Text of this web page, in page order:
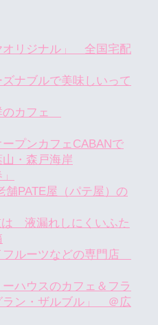
リジナル」 全国宅配
ナブルで美味しいって
のカフェ
プンカフェCABANで
・森戸海岸
PATE屋（パテ屋）の
は 液漏れしにくいふた
ルーツなどの専門店
ハウスのカフェ＆フラ
ン・ザルブル」 ＠広